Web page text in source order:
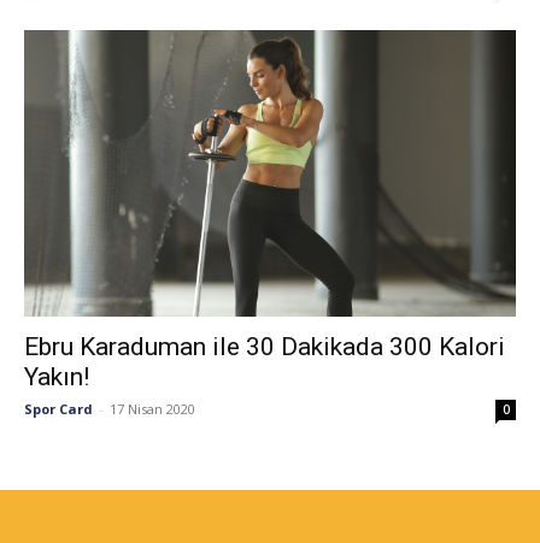
Ebru Karaduman ile 30 Dakikada 300 Kalori
Yakın!
Spor Card - 17 Nisan 2020 0